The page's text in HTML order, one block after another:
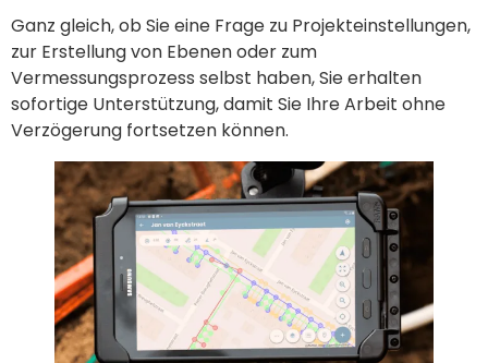
Ganz gleich, ob Sie eine Frage zu Projekteinstellungen,
zur Erstellung von Ebenen oder zum
Vermessungsprozess selbst haben, Sie erhalten
sofortige Unterstützung, damit Sie Ihre Arbeit ohne
Verzögerung fortsetzen können.